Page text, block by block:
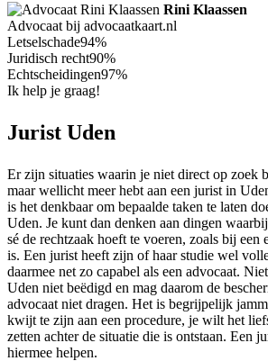
Rini Klaassen
Advocaat bij advocaatkaart.nl
Letselschade94%
Juridisch recht90%
Echtscheidingen97%
Ik help je graag!
Jurist Uden
Er zijn situaties waarin je niet direct op zoek
maar wellicht meer hebt aan een jurist in
is het denkbaar om bepaalde taken te laten
Uden. Je kunt dan denken aan dingen
sé de rechtzaak hoeft te voeren, zoals bij een
is. Een jurist heeft zijn of haar studie wel
daarmee net zo capabel als een advocaat.
Uden niet beëdigd en mag daarom de
advocaat niet dragen. Het is begrijpelijk
kwijt te zijn aan een procedure, je wilt het
zetten achter de situatie die is ontstaan. Een
hiermee helpen.